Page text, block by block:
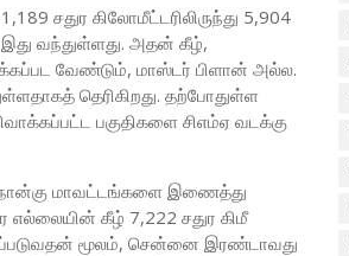
சதுர கிலோமீட்டரிலிருந்து 5,904
இது வந்துள்ளது. அதன் கீழ்,
வேண்டும், மாஸ்டர் பிளான் அல்ல.
தெரிகிறது. தற்போதுள்ள
பகுதிகளை சிஎம்ஏ வடக்கு
நான்கு மாவட்டங்களை இணைத்து
எல்லையின் கீழ் 7,222 சதுர கிமீ
மூலம், சென்னை இரண்டாவது